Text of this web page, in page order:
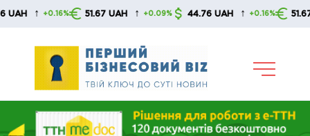
Skip
51.67 UAH ↑ +0.09% 44.76 UAH ↑ +0.16% 51.67 UAH ↑